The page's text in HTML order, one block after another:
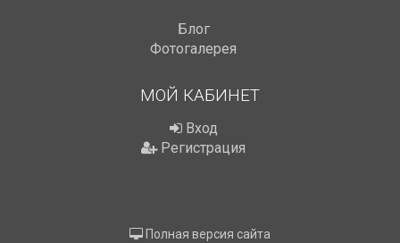
Блог
Фотогалерея
МОЙ КАБИНЕТ
Вход
Регистрация
Полная версия сайта